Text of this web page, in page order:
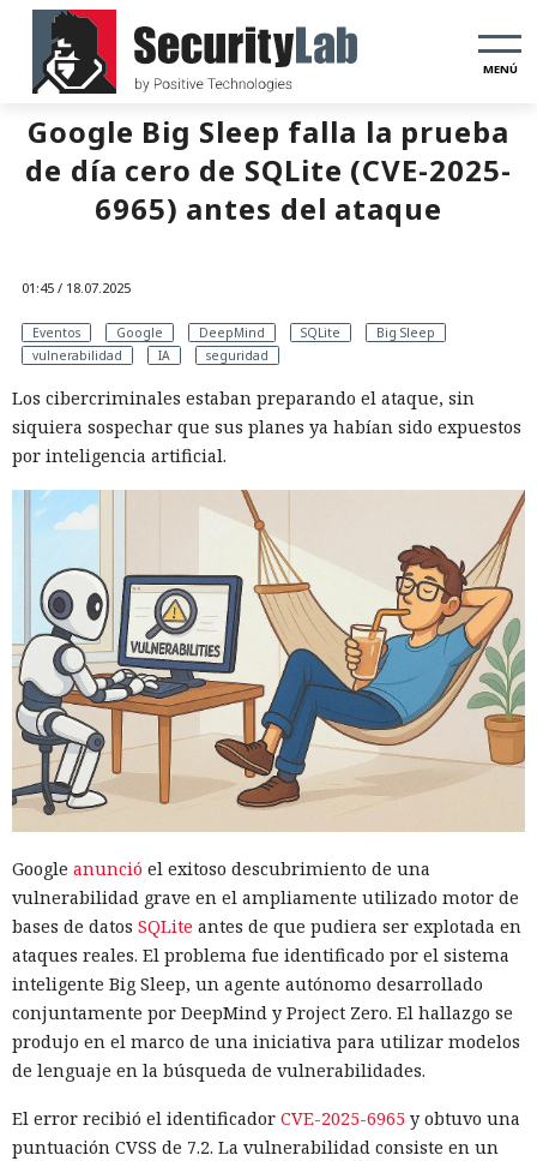
MENÚ
Google Big Sleep falla la prueba
de día cero de SQLite (CVE-2025-
6965) antes del ataque
01:45 / 18.07.2025
Eventos Google DeepMind SQLite
Big Sleep
vulnerabilidad
IA seguridad
Los cibercriminales estaban preparando el ataque, sin
siquiera sospechar que sus planes ya habían sido expuestos
por inteligencia artificial.
Google anunció el exitoso descubrimiento de una
vulnerabilidad grave en el ampliamente utilizado motor de
bases de datos SQLite antes de que pudiera ser explotada en
ataques reales. El problema fue identificado por el sistema
inteligente Big Sleep, un agente autónomo desarrollado
conjuntamente por DeepMind y Project Zero. El hallazgo se
produjo en el marco de una iniciativa para utilizar modelos
de lenguaje en la búsqueda de vulnerabilidades.
El error recibió el identificador CVE-2025-6965 y obtuvo una
puntuación CVSS de 7.2. La vulnerabilidad consiste en un